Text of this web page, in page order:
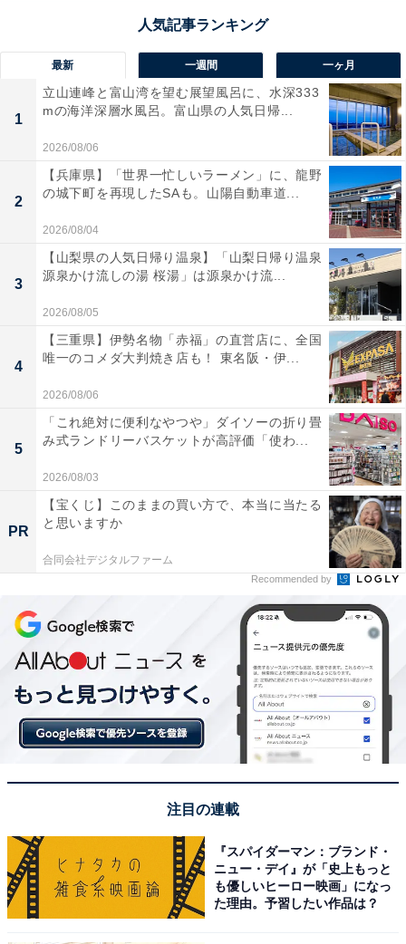
最新 一週間 一ヶ月
1
立山連峰と富山湾を望む展望風呂に、水深333
mの海洋深層水風呂。富山県の人気日帰...
2026/08/06
2
【兵庫県】「世界一忙しいラーメン」に、龍野
の城下町を再現したSAも。山陽自動車道...
2026/08/04
3
【山梨県の人気日帰り温泉】「山梨日帰り温泉
源泉かけ流しの湯 桜湯」は源泉かけ流...
2026/08/05
4
【三重県】伊勢名物「赤福」の直営店に、全国
唯一のコメダ大判焼き店も！ 東名阪・伊...
2026/08/06
5
「これ絶対に便利なやつや」ダイソーの折り畳
み式ランドリーバスケットが高評価「使わ...
2026/08/03
PR
【宝くじ】このままの買い方で、本当に当たる
と思いますか
合同会社デジタルファーム
Recommended by
注目の連載
『スパイダーマン：ブランド・
ニュー・デイ』が「史上もっと
も優しいヒーロー映画」になっ
た理由。予習したい作品は？